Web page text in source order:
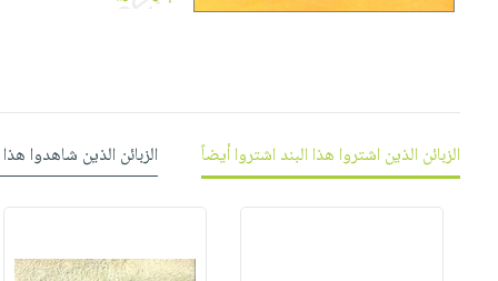
تحميل
iKitab
تحميل
Apple
صندوق
الكل
وتصفيف
الكل
أواني
الطهي
متجر
الهدايا
الزبائن الذين اشتروا هذا البند اشتروا أيضاً الزبائن الذين شاهدوا